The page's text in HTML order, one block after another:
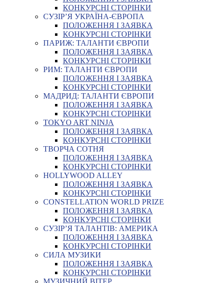
КОНКУРСНІ СТОРІНКИ
СУЗІР’Я УКРАЇНА-ЄВРОПА
ПОЛОЖЕННЯ І ЗАЯВКА
КОНКУРСНІ СТОРІНКИ
ПАРИЖ: ТАЛАНТИ ЄВРОПИ
ПОЛОЖЕННЯ І ЗАЯВКА
КОНКУРСНІ СТОРІНКИ
РИМ: ТАЛАНТИ ЄВРОПИ
ПОЛОЖЕННЯ І ЗАЯВКА
КОНКУРСНІ СТОРІНКИ
МАДРИД: ТАЛАНТИ ЄВРОПИ
ПОЛОЖЕННЯ І ЗАЯВКА
КОНКУРСНІ СТОРІНКИ
TOKYO ART NINJA
ПОЛОЖЕННЯ І ЗАЯВКА
КОНКУРСНІ СТОРІНКИ
ТВОРЧА СОТНЯ
ПОЛОЖЕННЯ І ЗАЯВКА
КОНКУРСНІ СТОРІНКИ
HOLLYWOOD ALLEY
ПОЛОЖЕННЯ І ЗАЯВКА
КОНКУРСНІ СТОРІНКИ
CONSTELLATION WORLD PRIZE
ПОЛОЖЕННЯ І ЗАЯВКА
КОНКУРСНІ СТОРІНКИ
СУЗІР’Я ТАЛАНТІВ: АМЕРИКА
ПОЛОЖЕННЯ І ЗАЯВКА
КОНКУРСНІ СТОРІНКИ
СИЛА МУЗИКИ
ПОЛОЖЕННЯ І ЗАЯВКА
КОНКУРСНІ СТОРІНКИ
МУЗИЧНИЙ ВІТЕР